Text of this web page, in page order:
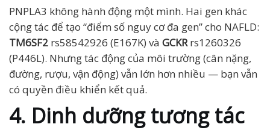
PNPLA3 không hành động một mình. Hai gen khác
cộng tác để tạo “điểm số nguy cơ đa gen” cho NAFLD:
TM6SF2 rs58542926 (E167K) và GCKRrs1260326
(P446L). Nhưng tác động của môi trường (cân nặng,
đường, rượu, vận động) vẫn lớn hơn nhiều — bạn vẫn
có quyền điều khiển kết quả.
4. Dinh dưỡng tương tác